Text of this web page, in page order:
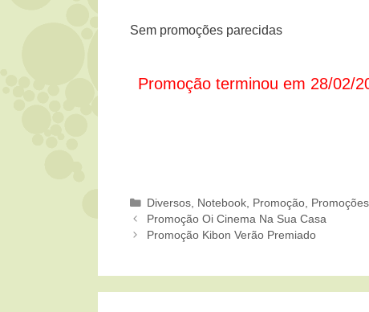
Sem promoções parecidas
Promoção terminou em 28/02/
Categorias
Diversos Notebook Promoção
Promoção Oi Cinema Na Sua Casa
Promoção Kibon Verão Premiado